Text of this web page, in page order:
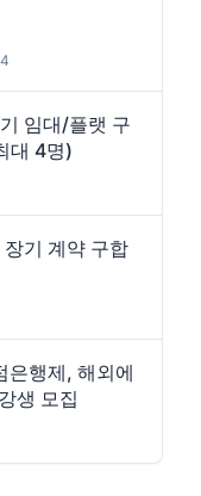
임대/플랫 구
대 4명)
기 계약 구합
은행제, 해외에
생 모집